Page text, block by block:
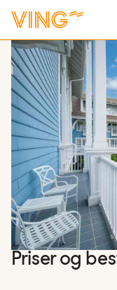
Vis bilder
Priser og